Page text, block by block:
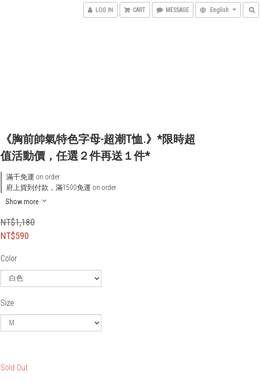
LOG IN CART MESSAGE English
《胸前帥氣特色字母-超潮T恤.》*限時超
值活動價，任選２件再送１件*
滿千免運 on order
府上貨到付款，滿1500免運 on order
Show more
NT$1,180
NT$590
Color
Size
Sold Out